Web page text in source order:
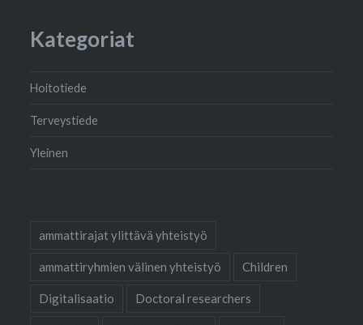
Kategoriat
Hoitotiede
Terveystiede
Yleinen
ammattirajat ylittävä yhteistyö
ammattiryhmien välinen yhteistyö Children
Digitalisaatio Doctoral researchers